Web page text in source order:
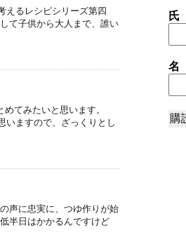
えるレシピシリーズ第四
て子供から大人まで、誰い
てみたいと思います。
いますので、ざっくりとし
声に忠実に、つゆ作りが始
半日はかかるんですけど
氏
名